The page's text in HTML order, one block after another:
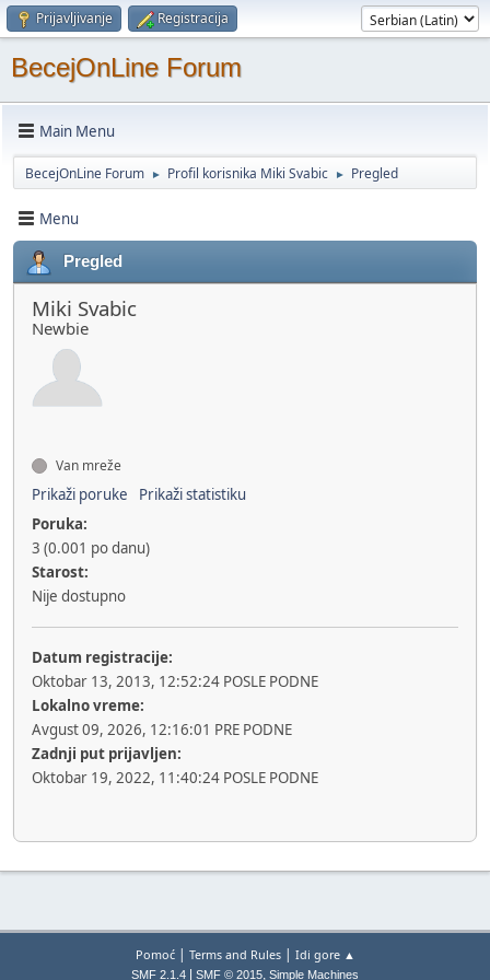
Prijavljivanje Registracija
BecejOnLine Forum
Main Menu
BecejOnLine Forum ► Profil korisnika Miki Svabic ► Pregled
Menu
Pregled
Miki Svabic
Newbie
Van mreže
Prikaži poruke
Prikaži statistiku
Poruka:
3 (0.001 po danu)
Starost:
Nije dostupno
Datum registracije:
Oktobar 13, 2013, 12:52:24 POSLE PODNE
Lokalno vreme:
Avgust 09, 2026, 12:16:01 PRE PODNE
Zadnji put prijavljen:
Oktobar 19, 2022, 11:40:24 POSLE PODNE
Pomoć| Terms and Rules| Idi gore ▲
SMF 2.1.4 SMF © 2015, Simple Machines